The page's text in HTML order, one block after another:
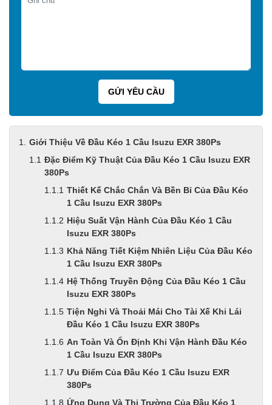
Giới Thiệu Về Đầu Kéo 1 Cầu Isuzu EXR 380Ps
Đặc Điểm Kỹ Thuật Của Đầu Kéo 1 Cầu Isuzu EXR
380Ps
Thiết Kế Chắc Chắn Và Bền Bỉ Của Đầu Kéo
1 Cầu Isuzu EXR 380Ps
Hiệu Suất Vận Hành Của Đầu Kéo 1 Cầu
Isuzu EXR 380Ps
Khả Năng Tiết Kiệm Nhiên Liệu Của Đầu Kéo
1 Cầu Isuzu EXR 380Ps
Hệ Thống Truyền Động Của Đầu Kéo 1 Cầu
Isuzu EXR 380Ps
Tiện Nghi Và Thoải Mái Cho Tài Xế Khi Lái
Đầu Kéo 1 Cầu Isuzu EXR 380Ps
An Toàn Và Ổn Định Khi Vận Hành Đầu Kéo
1 Cầu Isuzu EXR 380Ps
Ưu Điểm Của Đầu Kéo 1 Cầu Isuzu EXR
380Ps
Ứng Dụng Và Thị Trường Của Đầu Kéo 1